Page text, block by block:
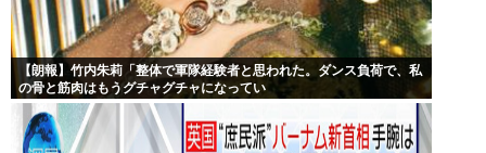
【朗報】竹内朱莉「整体で軍隊経験者と思われた。ダンス負荷で、私
の骨と筋肉はもうグチャグチャになってい